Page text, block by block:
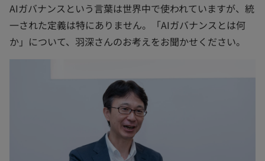
AIガバナンスという言葉は世界中で使われていますが、統
一された定義は特にありません。「AIガバナンスとは何
か」について、羽深さんのお考えをお聞かせください。